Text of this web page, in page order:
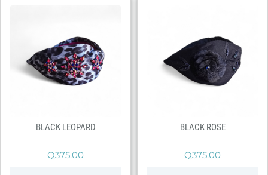
BLACK LEOPARD
Q375.00
BLACK ROSE
Q375.00